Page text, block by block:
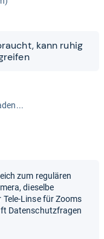
kann ruhig
zum regulären
dieselbe
Linse für Zooms
Datenschutzfragen